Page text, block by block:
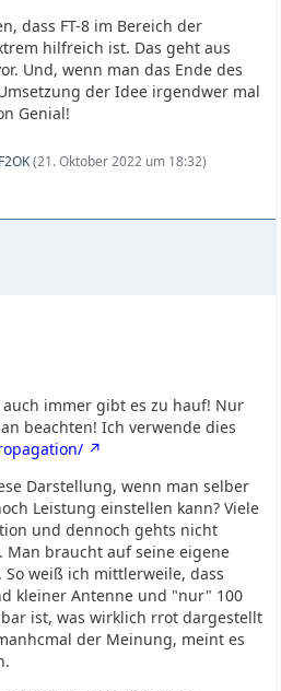
dass FT-8 im Bereich der
hilfreich ist. Das geht aus
Und, wenn man das Ende des
der Idee irgendwer mal
Genial!
(21. Oktober 2022 um 18:32)
immer gibt es zu hauf! Nur
beachten! Ich verwende dies
Darstellung, wenn man selber
Leistung einstellen kann? Viele
und dennoch gehts nicht
Man braucht auf seine eigene
weiß ich mittlerweile, dass
kleiner Antenne und "nur" 100
ist, was wirklich rrot dargestellt
der Meinung, meint es